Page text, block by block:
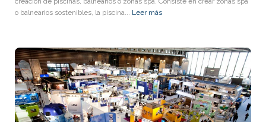
o balnearios sostenibles, la piscina... Leer más